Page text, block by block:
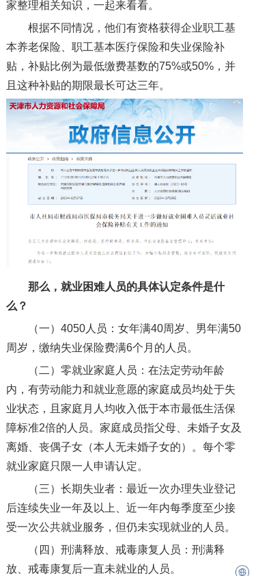
家整理相关知识，一起来看看。
根据不同情况，他们有资格获得企业职工基
本养老保险、职工基本医疗保险和失业保险补
贴，补贴比例为最低缴费基数的75%或50%，并
且这种补贴的期限最长可达三年。
那么，就业困难人员的具体认定条件是什
么？
（一）4050人员：女年满40周岁、男年满50
周岁，缴纳失业保险费满6个月的人员。
（二）零就业家庭人员：在法定劳动年龄
内，有劳动能力和就业意愿的家庭成员均处于失
业状态，且家庭月人均收入低于本市最低生活保
障标准2倍的人员。家庭成员指父母、未婚子女及
离婚、丧偶子女（本人无未婚子女的）。每个零
就业家庭只限一人申请认定。
（三）长期失业者：最近一次办理失业登记
后连续失业一年及以上、近一年内每季度至少接
受一次公共就业服务，但仍未实现就业的人员。
（四）刑满释放、戒毒康复人员：刑满释
放、戒毒康复后一直未就业的人员。